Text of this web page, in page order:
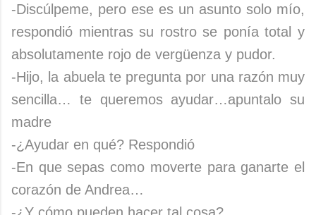
-Discúlpeme, pero ese es un asunto solo mío,
respondió mientras su rostro se ponía total y
absolutamente rojo de vergüenza y pudor.
-Hijo, la abuela te pregunta por una razón muy
sencilla… te queremos ayudar…apuntalo su
madre
-¿Ayudar en qué? Respondió
-En que sepas como moverte para ganarte el
corazón de Andrea…